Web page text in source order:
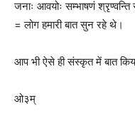
जनाः आवयोः सम्भाषणं श्रृण्वन्ति
= लोग हमारी बात सुन रहे थे।
आप भी ऐसे ही संस्कृत में बात
ओ३म्